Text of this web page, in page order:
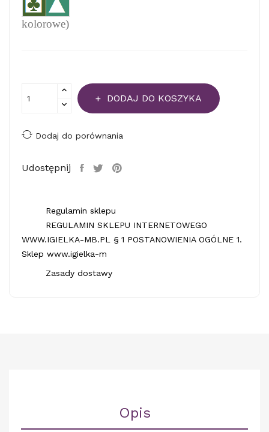
kolorowe)
DODAJ DO KOSZYKA
Dodaj do porównania
Udostępnij
Regulamin sklepu
REGULAMIN SKLEPU INTERNETOWEGO
WWW.IGIELKA-MB.PL § 1 POSTANOWIENIA OGÓLNE 1.
Sklep www.igielka-m
Zasady dostawy
Opis